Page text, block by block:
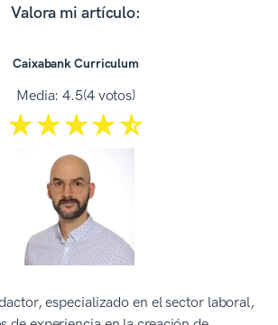
Valora mi artículo:
Caixabank Curriculum
Media:4.5(4 votos)
☆☆☆☆☆
★★★★★
especializado en el sector laboral,